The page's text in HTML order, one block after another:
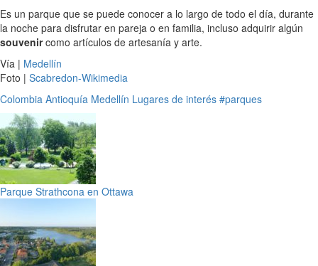
Es un parque que se puede conocer a lo largo de todo el día, durante
la noche para disfrutar en pareja o en familia, incluso adquirir algún
souvenircomo artículos de artesanía y arte.
Vía | Medellín
Foto | Scabredon-Wikimedia
Colombia Antioquía Medellín Lugares de interés #parques
Parque Strathcona en Ottawa